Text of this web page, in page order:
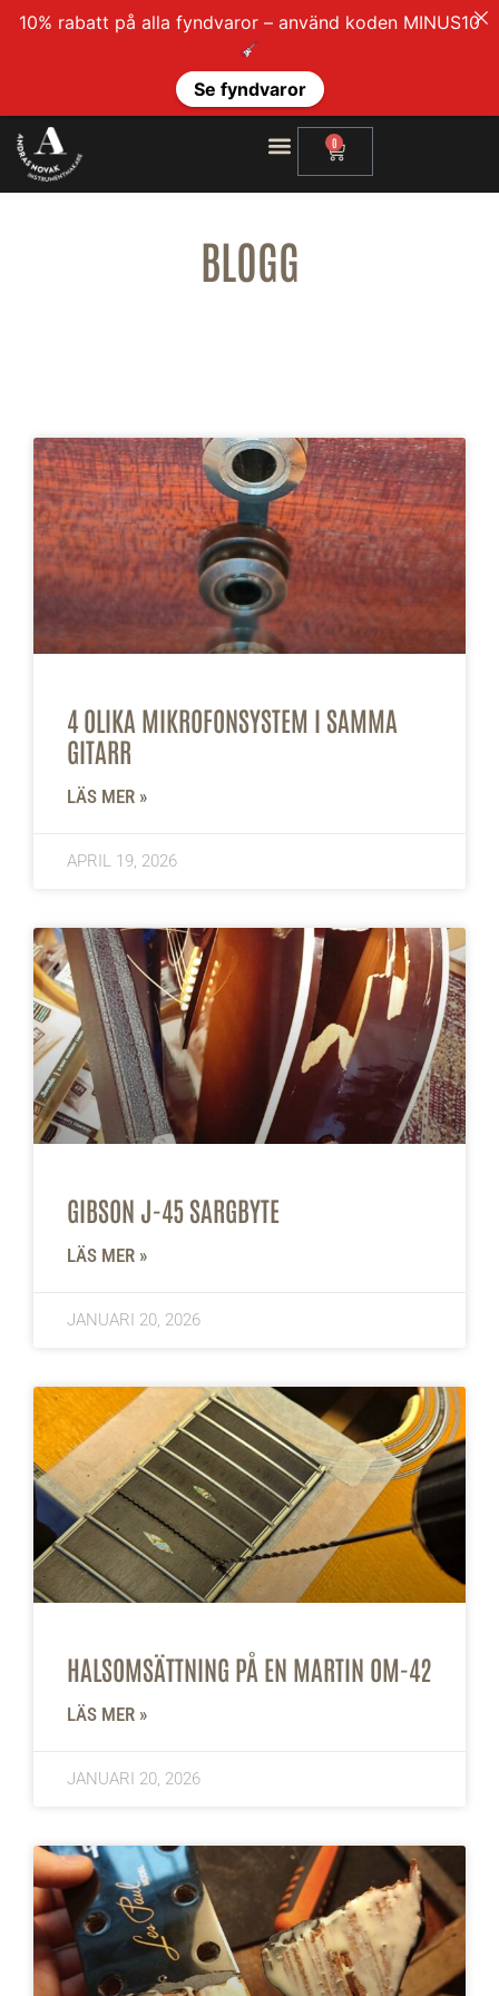
0
BLOGG
4 OLIKA MIKROFONSYSTEM I SAMMA
GITARR
LÄS MER »
APRIL 19, 2026
GIBSON J-45 SARGBYTE
LÄS MER »
JANUARI 20, 2026
HALSOMSÄTTNING PÅ EN MARTIN OM-42
LÄS MER »
JANUARI 20, 2026
10% rabatt på alla fyndvaror – använd koden MINUS10
Se fyndvaror